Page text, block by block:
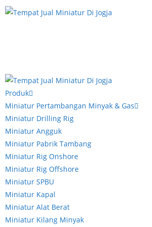
Produk
Miniatur Pertambangan Minyak & Gas
Miniatur Drilling Rig
Miniatur Angguk
Miniatur Pabrik Tambang
Miniatur Rig Onshore
Miniatur Rig Offshore
Miniatur SPBU
Miniatur Kapal
Miniatur Alat Berat
Miniatur Kilang Minyak